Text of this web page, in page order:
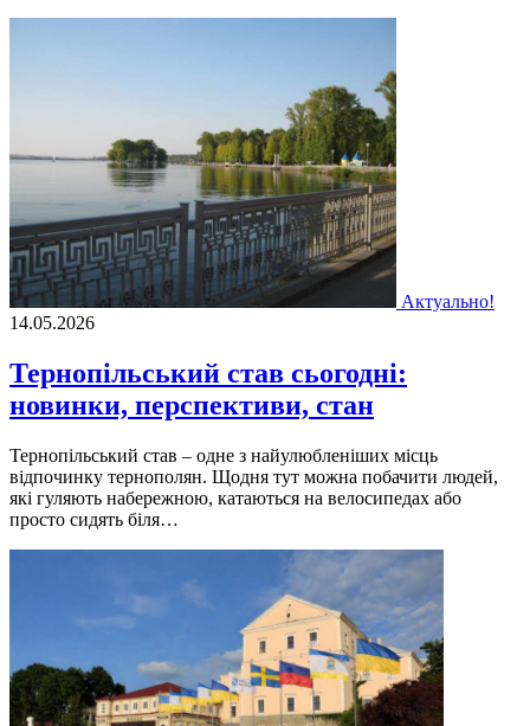
Актуально!
14.05.2026
Тернопільський став сьогодні:
новинки, перспективи, стан
Тернопільський став – одне з найулюбленіших місць
відпочинку тернополян. Щодня тут можна побачити людей,
які гуляють набережною, катаються на велосипедах або
просто сидять біля…